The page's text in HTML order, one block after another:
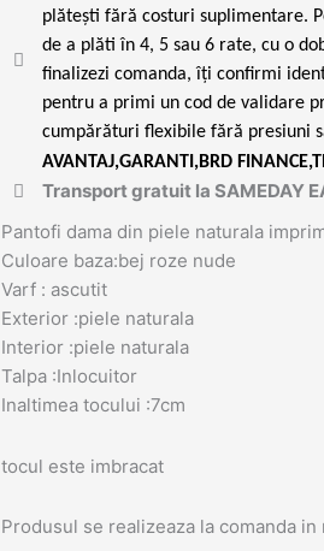
plătești fără costuri suplimentare.
de a plăti în 4, 5 sau 6 rate, cu o
finalizezi comanda, îți confirmi
pentru a primi un cod de validare
cumpărături flexibile fără presiuni
AVANTAJ,GARANTI,BRD
Transport gratuit la SAMEDAY
Pantofi dama din piele naturala
Culoare baza:bej roze nude
Varf : ascutit
Exterior :piele naturala
Interior :piele naturala
Talpa :Inlocuitor
Inaltimea tocului :7cm
tocul este imbracat
Produsul se realizeaza la comanda